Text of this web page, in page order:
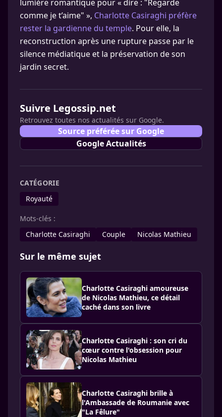
lumière romantique pour « dire : "Regarde
comme je t’aime" », Charlotte Casiraghi préfère
rester la gardienne du temple. Pour elle, la
reconstruction après une rupture passe par le
silence médiatique et la préservation de son
jardin secret.
Suivre Legossip.net
Retrouvez toutes nos actualités sur Google.
Source préférée sur Google
Google Actualités
CATÉGORIE
Royauté
Mots-clés :
Charlotte Casiraghi
Couple Nicolas Mathieu
Sur le même sujet
Charlotte Casiraghi amoureuse
de Nicolas Mathieu, ce détail
caché dans son livre
Charlotte Casiraghi : son cri du
cœur contre l'obsession pour
Nicolas Mathieu
Charlotte Casiraghi brille à
l'Ambassade de Roumanie avec
"La Fêlure"